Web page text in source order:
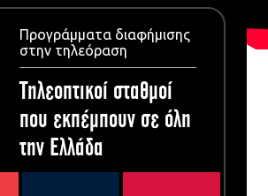
Προγράμματα διαφήμισης
στην τηλεόραση
Τηλεοπτικοί σταθμοί
που εκπέμπουν σε όλη
την Ελλάδα